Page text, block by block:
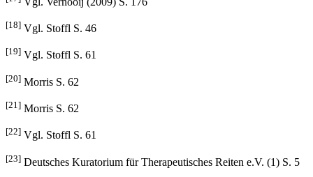
[17] Vgl. Vernooij (2009) S. 176
[18] Vgl. Stoffl S. 46
[19] Vgl. Stoffl S. 61
[20] Morris S. 62
[21] Morris S. 62
[22] Vgl. Stoffl S. 61